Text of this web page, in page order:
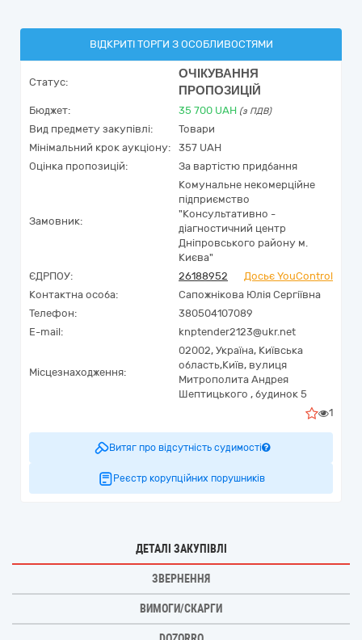
ВІДКРИТІ ТОРГИ З ОСОБЛИВОСТЯМИ
Статус:
ОЧІКУВАННЯ
ПРОПОЗИЦІЙ
Бюджет: 35 700 UAH (з ПДВ)
Вид предмету закупівлі:
Товари
Мінімальний крок аукціону:
357 UAH
Оцінка пропозицій:
За вартістю придбання
Замовник:
Комунальне некомерційне
підприємство
"Консультативно -
діагностичний центр
Дніпровського району м.
Києва"
ЄДРПОУ:
26188952
Досьє YouControl
Контактна особа:
Сапожнікова Юлія Сергіївна
Телефон:
380504107089
E-mail:
knptender2123@ukr.net
Місцезнаходження:
02002, Україна, Київська
область,Київ, вулиця
Митрополита Андрея
Шептицького , будинок 5
1
Витяг про відсутність судимості
Реєстр корупційних порушників
ДЕТАЛІ ЗАКУПІВЛІ
ЗВЕРНЕННЯ
ВИМОГИ/СКАРГИ